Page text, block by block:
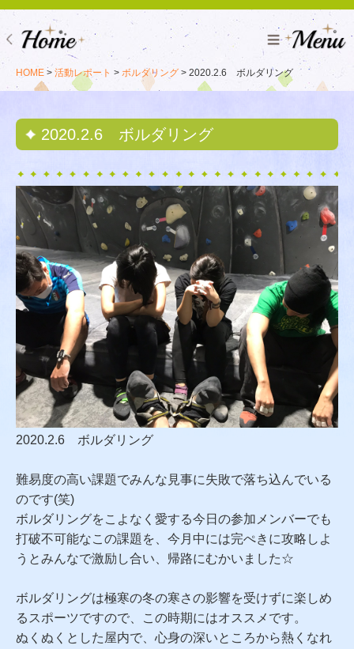
HOME > 活動レポート > ボルダリング > 2020.2.6 ボルダリング
2020.2.6 ボルダリング
2020.2.6 ボルダリング
難易度の高い課題でみんな見事に失敗で落ち込んでいる
のです(笑)
ボルダリングをこよなく愛する今日の参加メンバーでも
打破不可能なこの課題を、今月中には完ぺきに攻略しよ
うとみんなで激励し合い、帰路にむかいました☆
ボルダリングは極寒の冬の寒さの影響を受けずに楽しめ
るスポーツですので、この時期にはオススメです。
ぬくぬくとした屋内で、心身の深いところから熱くなれ